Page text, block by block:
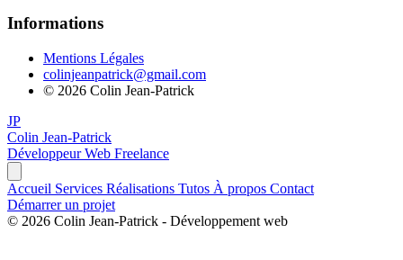
Informations
Mentions Légales
colinjeanpatrick@gmail.com
© 2026 Colin Jean-Patrick
JP
Colin Jean-Patrick
Développeur Web Freelance
Accueil Services Réalisations Tutos À propos Contact
Démarrer un projet
© 2026 Colin Jean-Patrick - Développement web